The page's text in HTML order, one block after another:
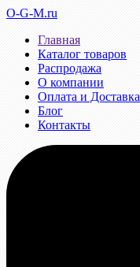
O-G-M.ru
Главная
Каталог товаров
Распродажа
О компании
Оплата и Доставка
Блог
Контакты